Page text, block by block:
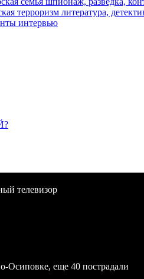
терроризм литература,
интервью
телевизор
Осиповке, еще 40 пострадали